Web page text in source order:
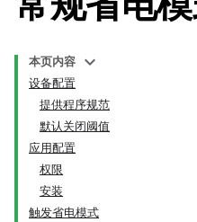
本页内容
设备配置
提供程序规范
默认关闭阈值
应用配置
权限
安装
触发省电模式